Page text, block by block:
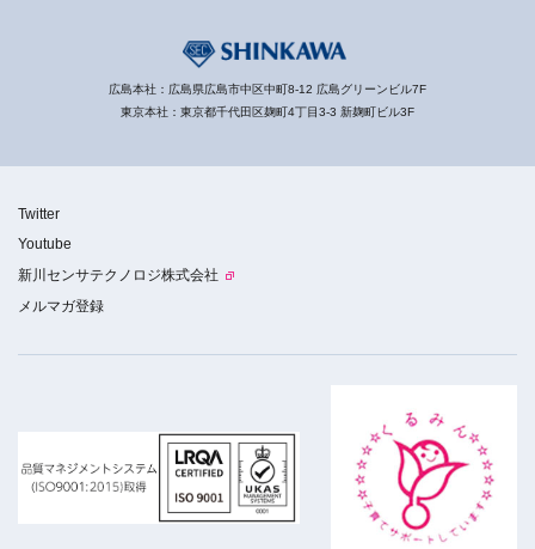
広島本社：広島県広島市中区中町8-12 広島グリーンビル7F
東京本社：東京都千代田区麹町4丁目3-3 新麹町ビル3F
Twitter
Youtube
新川センサテクノロジ株式会社
メルマガ登録